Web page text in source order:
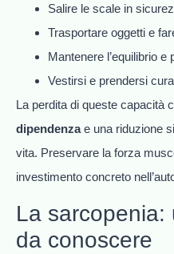
Salire le scale in
Trasportare oggetti e
Mantenere l’equilibrio e
Vestirsi e prendersi
La perdita di queste capacità
dipendenzae una riduzione
vita. Preservare la forza
investimento concreto
La sarcopenia:
da conoscere